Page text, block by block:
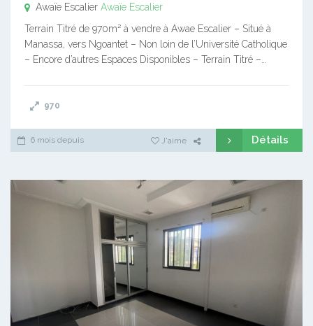
Awaïe Escalier Awaïe Escalier
Terrain Titré de 970m² à vendre à Awae Escalier – Situé à
Manassa, vers Ngoantet – Non loin de l’Université Catholique
– Encore d’autres Espaces Disponibles – Terrain Titré –…
970
6 mois depuis J'aime Détails